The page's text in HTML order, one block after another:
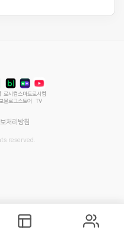
로시컴
블로그
스마트
스토어
로시컴
TV
처리방침
reserved.